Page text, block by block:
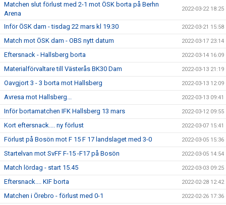
Matchen slut förlust med 2-1 mot ÖSK borta på Berhn
Arena
2022-03-22 18:25
Inför ÖSK dam - tisdag 22 mars kl 19.30 2022-03-21 15:58
Match mot ÖSK dam - OBS nytt datum 2022-03-17 23:14
Eftersnack - Hallsberg borta 2022-03-14 16:09
Materialförvaltare till Västerås BK30 Dam 2022-03-13 21:19
Oavgjort 3 - 3 borta mot Hallsberg 2022-03-13 12:09
Avresa mot Hallsberg... 2022-03-13 09:41
Inför bortamatchen IFK Hallsberg 13 mars 2022-03-12 09:55
Kort eftersnack.... ny förlust 2022-03-07 15:41
Förlust på Bosön mot F 15 F 17 landslaget med 3-0 2022-03-05 15:36
Startelvan mot SvFF F-15 -F17 på Bosön 2022-03-05 14:54
Match lördag - start 15.45 2022-03-03 09:25
Eftersnack.... KIF borta 2022-02-28 12:42
Matchen i Örebro - förlust med 0-1 2022-02-26 17:36